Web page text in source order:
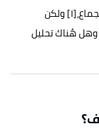
تحدُث سُرعة القذف قبل أو بعد بدء المداعبة أو الجماع،[١] ولكن
هُناك تحليل